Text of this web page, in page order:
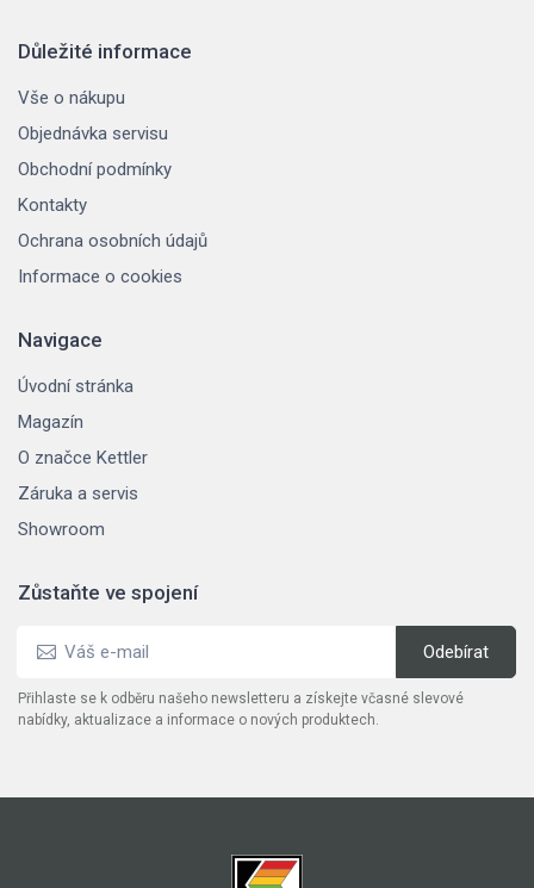
Důležité informace
Vše o nákupu
Objednávka servisu
Obchodní podmínky
Kontakty
Ochrana osobních údajů
Informace o cookies
Navigace
Úvodní stránka
Magazín
O značce Kettler
Záruka a servis
Showroom
Zůstaňte ve spojení
Přihlaste se k odběru našeho newsletteru a získejte včasné slevové
nabídky, aktualizace a informace o nových produktech.